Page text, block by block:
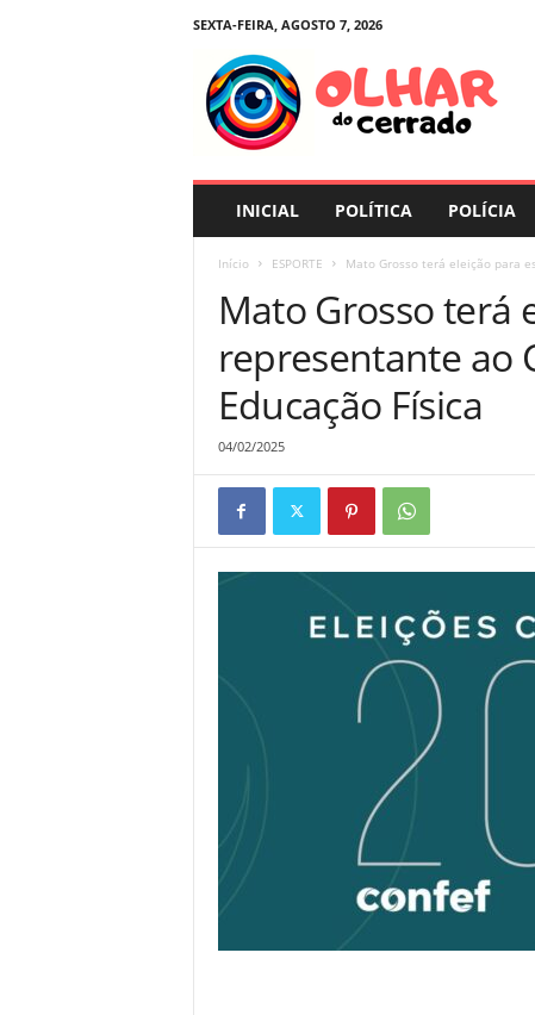
SEXTA-FEIRA, AGOSTO 7, 2026
INICIAL POLÍTICA POLÍCIA
Início ESPORTE Mato Grosso terá eleição para
Mato Grosso terá
representante ao
Educação Física
04/02/2025